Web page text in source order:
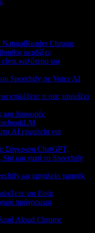
Chrome
κερδίζει;
καλύτερο για
Speechify σε Voice AI
τι σας ταιριάζει
Διαφορές
AI εργαλείο για
Σύγκριση ChatGPT,
και γιατί το Speechify
ως εργαλείο γραφής
για Εσάς
πρόγραμμα
Aloud Chrome